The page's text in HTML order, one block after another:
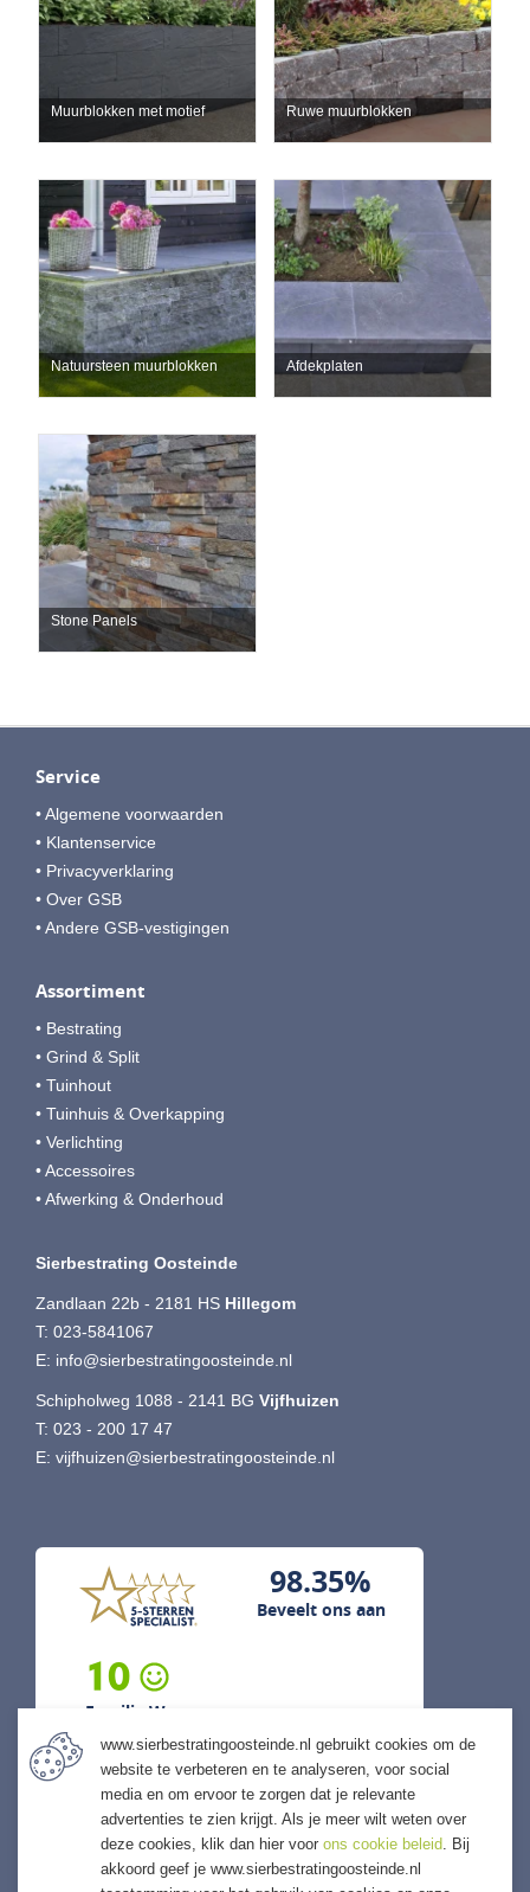
Muurblokken met motief Ruwe muurblokken
Natuursteen muurblokken Afdekplaten
Stone Panels
Service
• Algemene voorwaarden
• Klantenservice
• Privacyverklaring
• Over GSB
• Andere GSB-vestigingen
Assortiment
• Bestrating
• Grind & Split
• Tuinhout
• Tuinhuis & Overkapping
• Verlichting
• Accessoires
• Afwerking & Onderhoud
Sierbestrating Oosteinde
Zandlaan 22b - 2181 HS Hillegom
T: 023-5841067
E: info@sierbestratingoosteinde.nl
Schipholweg 1088 - 2141 BG Vijfhuizen
T: 023 - 200 17 47
E: vijfhuizen@sierbestratingoosteinde.nl
98.35%
Beveelt ons aan
10
Familie W...
5 augustus 2026
"Snelle levering mogelijk gemaakt
en ook kwaliteits levering."
previous next
www.sierbestratingoosteinde.nl gebruikt cookies om de
website te verbeteren en te analyseren, voor social
media en om ervoor te zorgen dat je relevante
advertenties te zien krijgt. Als je meer wilt weten over
deze cookies, klik dan hier voor ons cookie beleid. Bij
akkoord geef je www.sierbestratingoosteinde.nl